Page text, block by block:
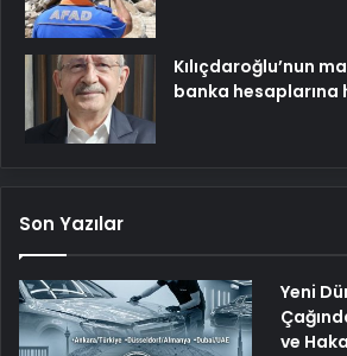
Kılıçdaroğlu’nun
banka hesaplarına
Son Yazılar
Yeni
ve